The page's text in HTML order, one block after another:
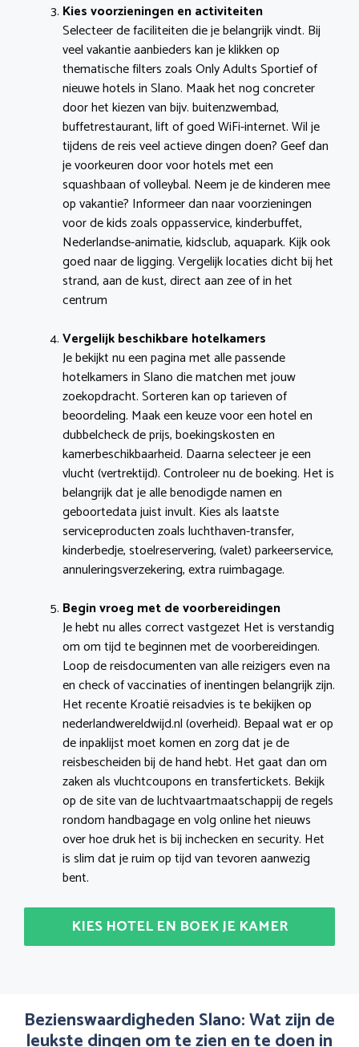
Kies voorzieningen en activiteiten
Selecteer de faciliteiten die je belangrijk vindt. Bij
veel vakantie aanbieders kan je klikken op
thematische filters zoals Only Adults Sportief of
nieuwe hotels in Slano. Maak het nog concreter
door het kiezen van bijv. buitenzwembad,
buffetrestaurant, lift of goed WiFi-internet. Wil je
tijdens de reis veel actieve dingen doen? Geef dan
je voorkeuren door voor hotels met een
squashbaan of volleybal. Neem je de kinderen mee
op vakantie? Informeer dan naar voorzieningen
voor de kids zoals oppasservice, kinderbuffet,
Nederlandse-animatie, kidsclub, aquapark. Kijk ook
goed naar de ligging. Vergelijk locaties dicht bij het
strand, aan de kust, direct aan zee of in het
centrum
Vergelijk beschikbare hotelkamers
Je bekijkt nu een pagina met alle passende
hotelkamers in Slano die matchen met jouw
zoekopdracht. Sorteren kan op tarieven of
beoordeling. Maak een keuze voor een hotel en
dubbelcheck de prijs, boekingskosten en
kamerbeschikbaarheid. Daarna selecteer je een
vlucht (vertrektijd). Controleer nu de boeking. Het is
belangrijk dat je alle benodigde namen en
geboortedata juist invult. Kies als laatste
serviceproducten zoals luchthaven-transfer,
kinderbedje, stoelreservering, (valet) parkeerservice,
annuleringsverzekering, extra ruimbagage.
Begin vroeg met de voorbereidingen
Je hebt nu alles correct vastgezet Het is verstandig
om om tijd te beginnen met de voorbereidingen.
Loop de reisdocumenten van alle reizigers even na
en check of vaccinaties of inentingen belangrijk zijn.
Het recente Kroatië reisadvies is te bekijken op
nederlandwereldwijd.nl (overheid). Bepaal wat er op
de inpaklijst moet komen en zorg dat je de
reisbescheiden bij de hand hebt. Het gaat dan om
zaken als vluchtcoupons en transfertickets. Bekijk
op de site van de luchtvaartmaatschappij de regels
rondom handbagage en volg online het nieuws
over hoe druk het is bij inchecken en security. Het
is slim dat je ruim op tijd van tevoren aanwezig
bent.
KIES HOTEL EN BOEK JE KAMER
Bezienswaardigheden Slano: Wat zijn de